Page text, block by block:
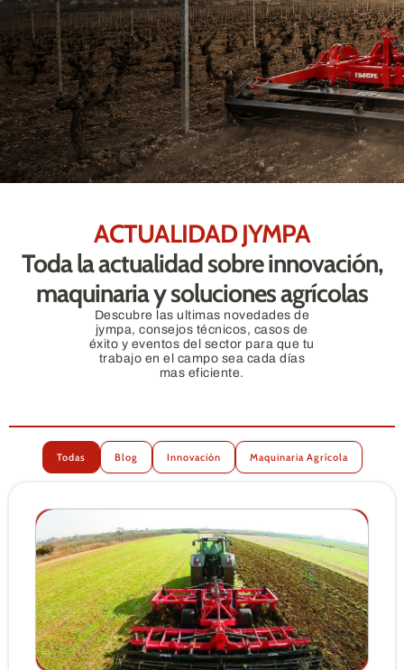
ACTUALIDAD JYMPA
Toda la actualidad sobre innovación,
maquinaria y soluciones agrícolas
Descubre las ultimas novedades de
jympa, consejos técnicos, casos de
éxito y eventos del sector para que tu
trabajo en el campo sea cada días
mas eficiente.
Blog Innovación Maquinaria Agrícola
Todas